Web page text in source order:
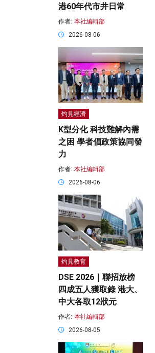
港60年代市井日常
作者: 本社編輯部
2026-08-06
灼見經濟
K型分化 科技難解內需
之困 學者倡政策協同發
力
作者: 本社編輯部
2026-08-06
灼見教育
DSE 2026｜聯招放榜
四成五人獲取錄 港大、
中大各取12狀元
作者: 本社編輯部
2026-08-05